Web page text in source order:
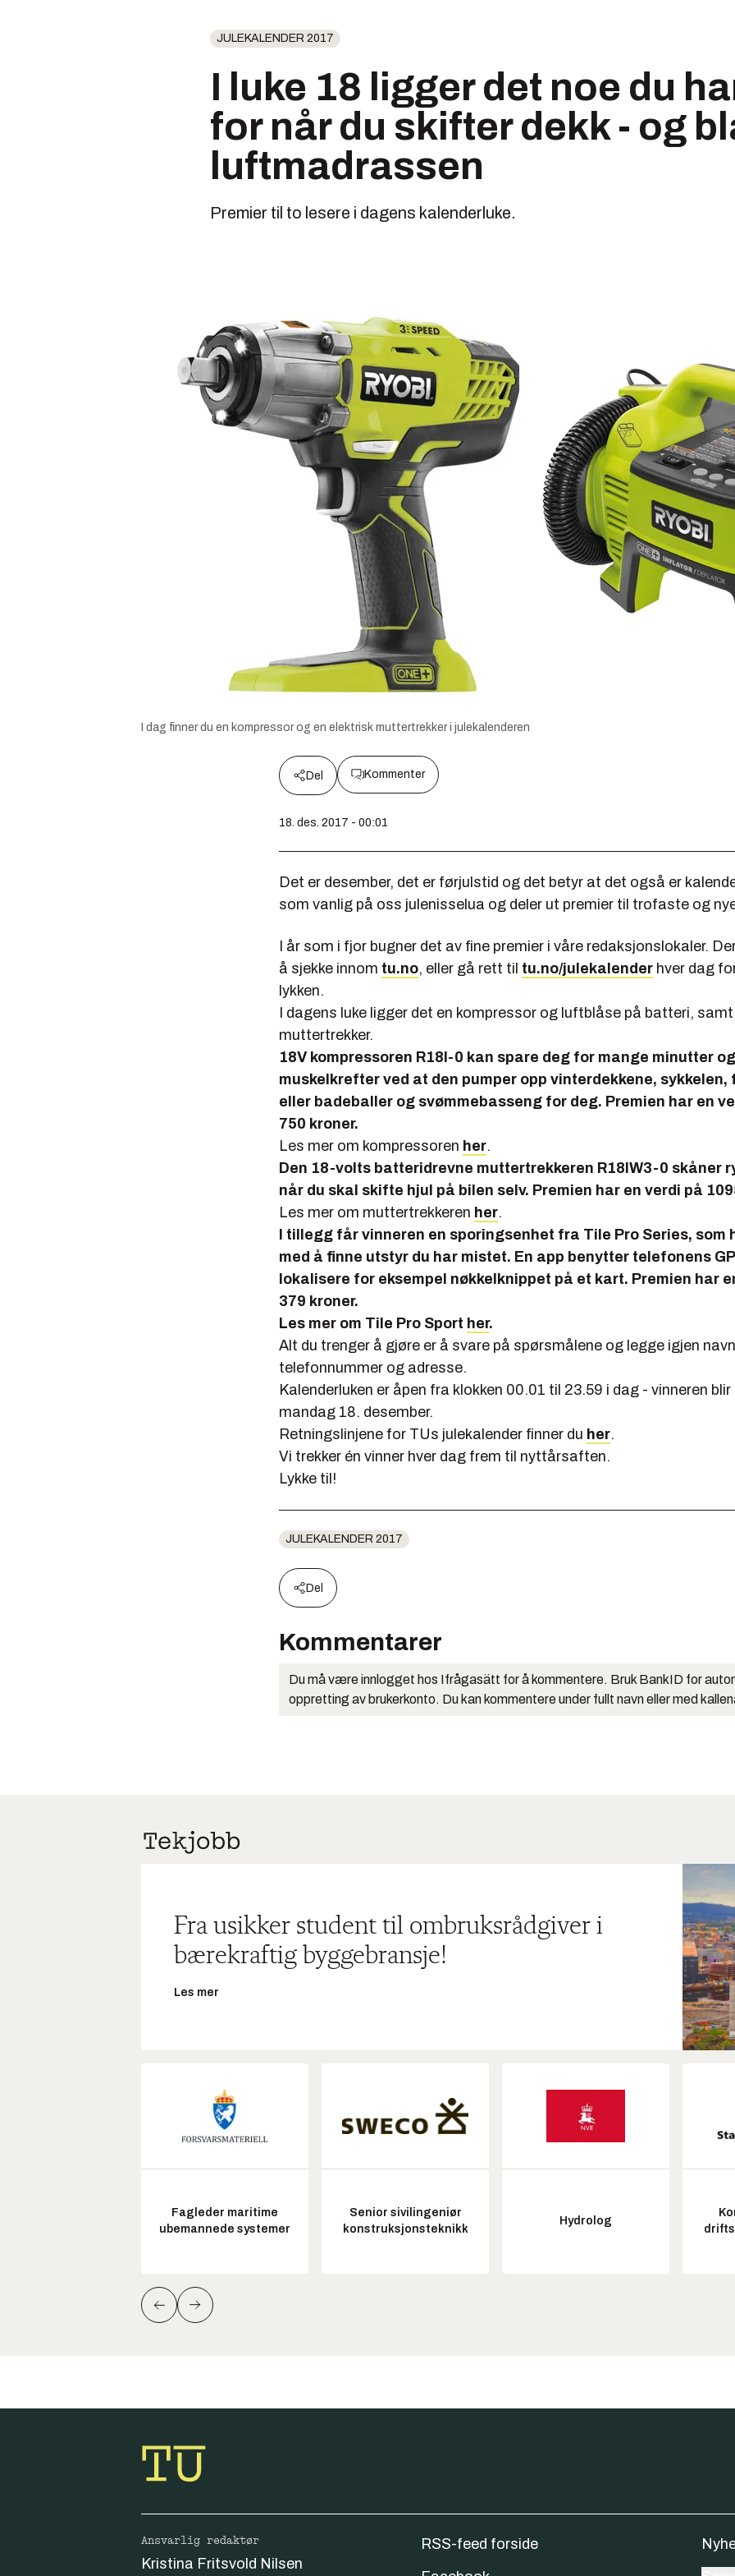
JULEKALENDER 2017
I luke 18 ligger det noe du
for når du skifter dekk - og
luftmadrassen
Premier til to lesere i dagens kalenderluke.
I dag finner du en kompressor og en elektrisk muttertrekker i julekalenderen
Del Kommenter
18. des. 2017 - 00:01
Det er desember, det er førjulstid og det betyr at det også er
som vanlig på oss julenisselua og deler ut premier til trofaste og
I år som i fjor bugner det av fine premier i våre redaksjonslokaler.
å sjekke innom tu.no, eller gå rett til tu.no/julekalender hver dag
lykken.
I dagens luke ligger det en kompressor og luftblåse på batteri,
muttertrekker.
18V kompressoren R18I-0 kan spare deg for mange minutter og
muskelkrefter ved at den pumper opp vinterdekkene, sykkelen,
eller badeballer og svømmebasseng for deg. Premien har en
750 kroner.
Les mer om kompressoren her.
Den 18-volts batteridrevne muttertrekkeren R18IW3-0 skåner
når du skal skifte hjul på bilen selv. Premien har en verdi på
Les mer om muttertrekkeren her.
I tillegg får vinneren en sporingsenhet fra Tile Pro Series, som
med å finne utstyr du har mistet. En app benytter telefonens
lokalisere for eksempel nøkkelknippet på et kart. Premien har
379 kroner.
Les mer om Tile Pro Sport her.
Alt du trenger å gjøre er å svare på spørsmålene og legge igjen
telefonnummer og adresse.
Kalenderluken er åpen fra klokken 00.01 til 23.59 i dag - vinneren
mandag 18. desember.
Retningslinjene for TUs julekalender finner du her.
Vi trekker én vinner hver dag frem til nyttårsaften.
Lykke til!
JULEKALENDER 2017
Del
Kommentarer
Du må være innlogget hos Ifrågasätt for å kommentere. Bruk BankID for
oppretting av brukerkonto. Du kan kommentere under fullt navn eller med
Fra usikker student til ombruksrådgiver i
bærekraftig byggebransje!
Les mer
Fagleder maritime
ubemannede systemer
Senior sivilingeniør
konstruksjonsteknikk
Hydrolog
Ansvarlig redaktør
Kristina Fritsvold Nilsen
RSS-feed forside